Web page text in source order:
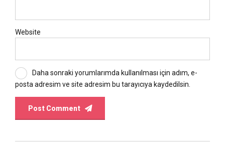
Website
Daha sonraki yorumlarımda kullanılması için adım, e-
posta adresim ve site adresim bu tarayıcıya kaydedilsin.
Post Comment